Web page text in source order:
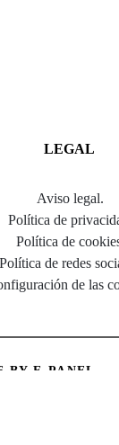
LEGAL
Aviso legal.
Política de
Política de
Política de redes
de las
BY E-PANEL